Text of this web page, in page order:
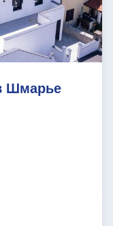
Шмарье